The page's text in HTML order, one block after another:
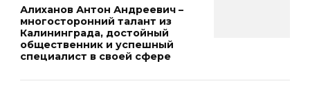
Алиханов Антон Андреевич –
многосторонний талант из
Калининграда, достойный
общественник и успешный
специалист в своей сфере